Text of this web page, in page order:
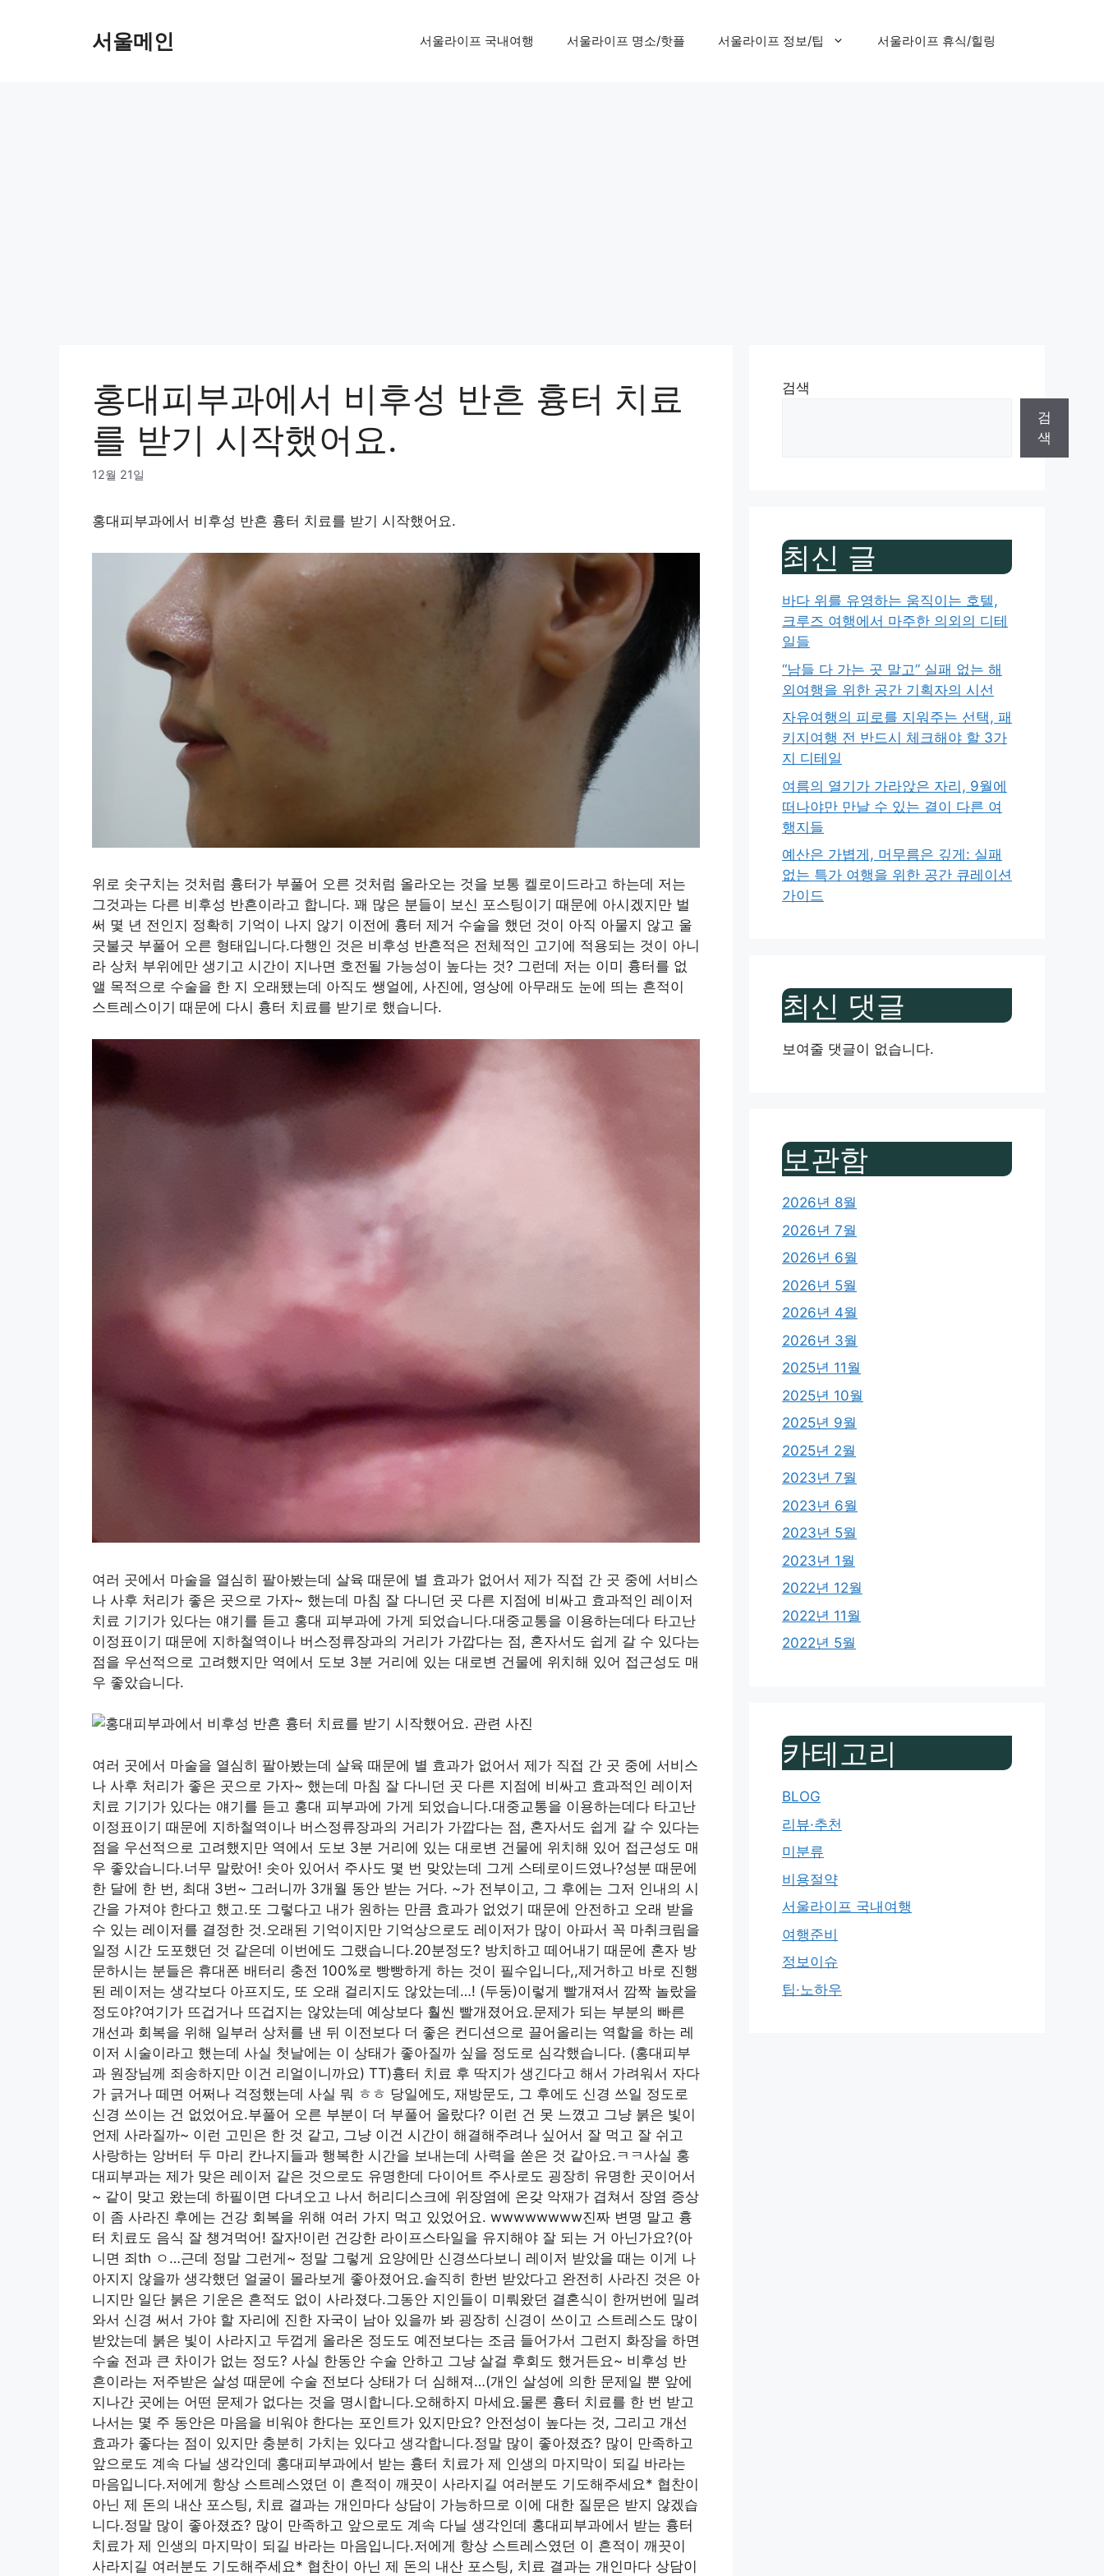
서울메인 서울라이프 국내여행 서울라이프 명소/핫플 서울라이프 정보/팁 서울라이프 휴식/힐링
홍대피부과에서 비후성 반흔 흉터 치료
를 받기 시작했어요.
12월 21일
홍대피부과에서 비후성 반흔 흉터 치료를 받기 시작했어요.
위로 솟구치는 것처럼 흉터가 부풀어 오른 것처럼 올라오는 것을 보통 켈로이드라고 하는데 저는
그것과는 다른 비후성 반흔이라고 합니다. 꽤 많은 분들이 보신 포스팅이기 때문에 아시겠지만 벌
써 몇 년 전인지 정확히 기억이 나지 않기 이전에 흉터 제거 수술을 했던 것이 아직 아물지 않고 울
긋불긋 부풀어 오른 형태입니다.다행인 것은 비후성 반흔적은 전체적인 고기에 적용되는 것이 아니
라 상처 부위에만 생기고 시간이 지나면 호전될 가능성이 높다는 것? 그런데 저는 이미 흉터를 없
앨 목적으로 수술을 한 지 오래됐는데 아직도 쌩얼에, 사진에, 영상에 아무래도 눈에 띄는 흔적이
스트레스이기 때문에 다시 흉터 치료를 받기로 했습니다.
여러 곳에서 마술을 열심히 팔아봤는데 살육 때문에 별 효과가 없어서 제가 직접 간 곳 중에 서비스
나 사후 처리가 좋은 곳으로 가자~ 했는데 마침 잘 다니던 곳 다른 지점에 비싸고 효과적인 레이저
치료 기기가 있다는 얘기를 듣고 홍대 피부과에 가게 되었습니다.대중교통을 이용하는데다 타고난
이정표이기 때문에 지하철역이나 버스정류장과의 거리가 가깝다는 점, 혼자서도 쉽게 갈 수 있다는
점을 우선적으로 고려했지만 역에서 도보 3분 거리에 있는 대로변 건물에 위치해 있어 접근성도 매
우 좋았습니다.
여러 곳에서 마술을 열심히 팔아봤는데 살육 때문에 별 효과가 없어서 제가 직접 간 곳 중에 서비스
나 사후 처리가 좋은 곳으로 가자~ 했는데 마침 잘 다니던 곳 다른 지점에 비싸고 효과적인 레이저
치료 기기가 있다는 얘기를 듣고 홍대 피부과에 가게 되었습니다.대중교통을 이용하는데다 타고난
이정표이기 때문에 지하철역이나 버스정류장과의 거리가 가깝다는 점, 혼자서도 쉽게 갈 수 있다는
점을 우선적으로 고려했지만 역에서 도보 3분 거리에 있는 대로변 건물에 위치해 있어 접근성도 매
우 좋았습니다.너무 말랐어! 솟아 있어서 주사도 몇 번 맞았는데 그게 스테로이드였나?성분 때문에
한 달에 한 번, 최대 3번~ 그러니까 3개월 동안 받는 거다. ~가 전부이고, 그 후에는 그저 인내의 시
간을 가져야 한다고 했고.또 그렇다고 내가 원하는 만큼 효과가 없었기 때문에 안전하고 오래 받을
수 있는 레이저를 결정한 것.오래된 기억이지만 기억상으로도 레이저가 많이 아파서 꼭 마취크림을
일정 시간 도포했던 것 같은데 이번에도 그랬습니다.20분정도? 방치하고 떼어내기 때문에 혼자 방
문하시는 분들은 휴대폰 배터리 충전 100%로 빵빵하게 하는 것이 필수입니다,,제거하고 바로 진행
된 레이저는 생각보다 아프지도, 또 오래 걸리지도 않았는데…! (두둥)이렇게 빨개져서 깜짝 놀랐을
정도야?여기가 뜨겁거나 뜨겁지는 않았는데 예상보다 훨씬 빨개졌어요.문제가 되는 부분의 빠른
개선과 회복을 위해 일부러 상처를 낸 뒤 이전보다 더 좋은 컨디션으로 끌어올리는 역할을 하는 레
이저 시술이라고 했는데 사실 첫날에는 이 상태가 좋아질까 싶을 정도로 심각했습니다. (홍대피부
과 원장님께 죄송하지만 이건 리얼이니까요) TT)흉터 치료 후 딱지가 생긴다고 해서 가려워서 자다
가 긁거나 떼면 어쩌나 걱정했는데 사실 뭐 ㅎㅎ 당일에도, 재방문도, 그 후에도 신경 쓰일 정도로
신경 쓰이는 건 없었어요.부풀어 오른 부분이 더 부풀어 올랐다? 이런 건 못 느꼈고 그냥 붉은 빛이
언제 사라질까~ 이런 고민은 한 것 같고, 그냥 이건 시간이 해결해주려나 싶어서 잘 먹고 잘 쉬고
사랑하는 앙버터 두 마리 칸나지들과 행복한 시간을 보내는데 사력을 쏟은 것 같아요.ㅋㅋ사실 홍
대피부과는 제가 맞은 레이저 같은 것으로도 유명한데 다이어트 주사로도 굉장히 유명한 곳이어서
~ 같이 맞고 왔는데 하필이면 다녀오고 나서 허리디스크에 위장염에 온갖 악재가 겹쳐서 장염 증상
이 좀 사라진 후에는 건강 회복을 위해 여러 가지 먹고 있었어요. wwwwwwww진짜 변명 말고 흉
터 치료도 음식 잘 챙겨먹어! 잘자!이런 건강한 라이프스타일을 유지해야 잘 되는 거 아닌가요?(아
니면 죄th ㅇ…근데 정말 그런게~ 정말 그렇게 요양에만 신경쓰다보니 레이저 받았을 때는 이게 나
아지지 않을까 생각했던 얼굴이 몰라보게 좋아졌어요.솔직히 한번 받았다고 완전히 사라진 것은 아
니지만 일단 붉은 기운은 흔적도 없이 사라졌다.그동안 지인들이 미뤄왔던 결혼식이 한꺼번에 밀려
와서 신경 써서 가야 할 자리에 진한 자국이 남아 있을까 봐 굉장히 신경이 쓰이고 스트레스도 많이
받았는데 붉은 빛이 사라지고 두껍게 올라온 정도도 예전보다는 조금 들어가서 그런지 화장을 하면
수술 전과 큰 차이가 없는 정도? 사실 한동안 수술 안하고 그냥 살걸 후회도 했거든요~ 비후성 반
흔이라는 저주받은 살성 때문에 수술 전보다 상태가 더 심해져…(개인 살성에 의한 문제일 뿐 앞에
지나간 곳에는 어떤 문제가 없다는 것을 명시합니다.오해하지 마세요.물론 흉터 치료를 한 번 받고
나서는 몇 주 동안은 마음을 비워야 한다는 포인트가 있지만요? 안전성이 높다는 것, 그리고 개선
효과가 좋다는 점이 있지만 충분히 가치는 있다고 생각합니다.정말 많이 좋아졌죠? 많이 만족하고
앞으로도 계속 다닐 생각인데 홍대피부과에서 받는 흉터 치료가 제 인생의 마지막이 되길 바라는
마음입니다.저에게 항상 스트레스였던 이 흔적이 깨끗이 사라지길 여러분도 기도해주세요* 협찬이
아닌 제 돈의 내산 포스팅, 치료 결과는 개인마다 상담이 가능하므로 이에 대한 질문은 받지 않겠습
니다.정말 많이 좋아졌죠? 많이 만족하고 앞으로도 계속 다닐 생각인데 홍대피부과에서 받는 흉터
치료가 제 인생의 마지막이 되길 바라는 마음입니다.저에게 항상 스트레스였던 이 흔적이 깨끗이
사라지길 여러분도 기도해주세요* 협찬이 아닌 제 돈의 내산 포스팅, 치료 결과는 개인마다 상담이
검색
검
색
최신 글
바다 위를 유영하는 움직이는 호텔,
크루즈 여행에서 마주한 의외의 디테
일들
“남들 다 가는 곳 말고” 실패 없는 해
외여행을 위한 공간 기획자의 시선
자유여행의 피로를 지워주는 선택, 패
키지여행 전 반드시 체크해야 할 3가
지 디테일
여름의 열기가 가라앉은 자리, 9월에
떠나야만 만날 수 있는 결이 다른 여
행지들
예산은 가볍게, 머무름은 깊게: 실패
없는 특가 여행을 위한 공간 큐레이션
가이드
최신 댓글
보여줄 댓글이 없습니다.
보관함
2026년 8월
2026년 7월
2026년 6월
2026년 5월
2026년 4월
2026년 3월
2025년 11월
2025년 10월
2025년 9월
2025년 2월
2023년 7월
2023년 6월
2023년 5월
2023년 1월
2022년 12월
2022년 11월
2022년 5월
카테고리
BLOG
리뷰·추천
미분류
비용절약
서울라이프 국내여행
여행준비
정보이슈
팁·노하우